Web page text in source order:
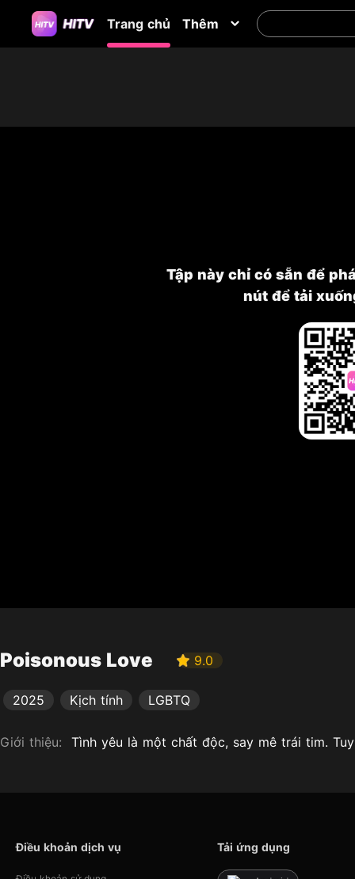
Trang chủ Thêm
Tập này chỉ có sẵn để
nút để tải
Poisonous Love 9.0
2025 Kịch tính LGBTQ
Giới thiệu: Tình yêu là một chất độc, say mê trái tim.
Điều khoản dịch vụ Tải ứng dụng